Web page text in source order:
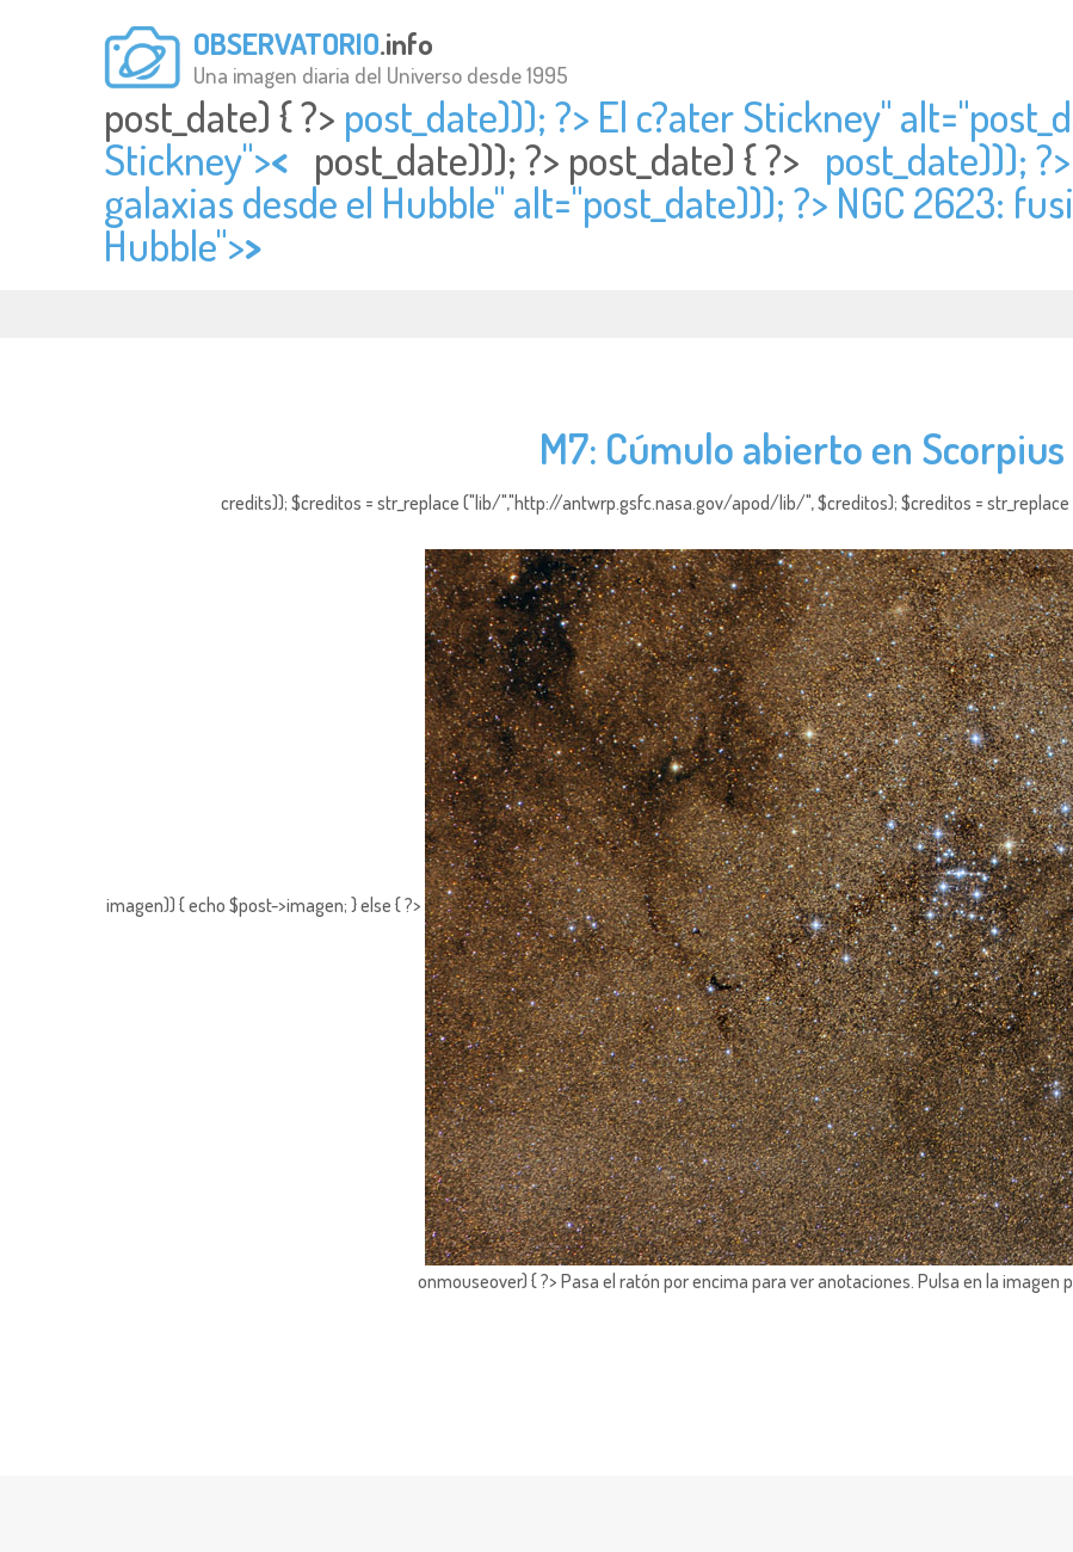
OBSERVATORIO.info
Una imagen diaria del Universo desde 1995
post_date) { ?> post_date))); ?> El c?ater Stickney" alt="
Stickney">< post_date))); ?> post_date) { ?> post_date)));
galaxias desde el Hubble" alt="post_date))); ?> NGC 2623:
Hubble">>
M7: Cúmulo abierto en Scorpius
credits)); $creditos = str_replace ("lib/","http://antwrp.gsfc.nasa.gov/apod/lib/", $creditos); $creditos = str_replace
imagen)) { echo $post->imagen; } else { ?>
onmouseover) { ?> Pasa el ratón por encima para ver anotaciones. Pulsa en la imagen